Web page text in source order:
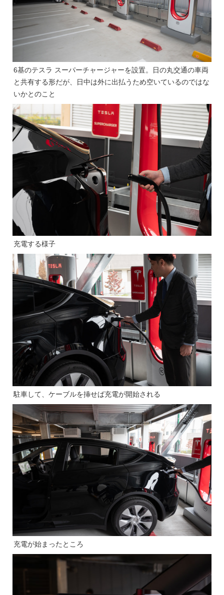
6基のテスラ スーパーチャージャーを設置。日の丸交通の車両
と共有する形だが、日中は外に出払うため空いているのではな
いかとのこと
充電する様子
駐車して、ケーブルを挿せば充電が開始される
充電が始まったところ